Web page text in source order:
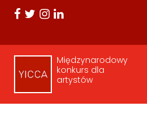
Międzynarodowy
konkurs dla
artystów